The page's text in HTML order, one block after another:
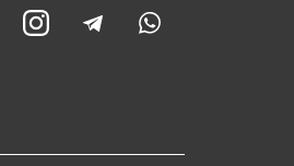
YoutubeInstagramTelegram